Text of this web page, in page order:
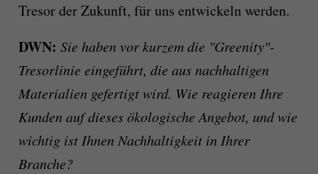
Tresor der Zukunft, für uns entwickeln werden.
DWN: Sie haben vor kurzem die "Greenity"-
Tresorlinie eingeführt, die aus nachhaltigen
Materialien gefertigt wird. Wie reagieren Ihre
Kunden auf dieses ökologische Angebot, und wie
wichtig ist Ihnen Nachhaltigkeit in Ihrer
Branche?